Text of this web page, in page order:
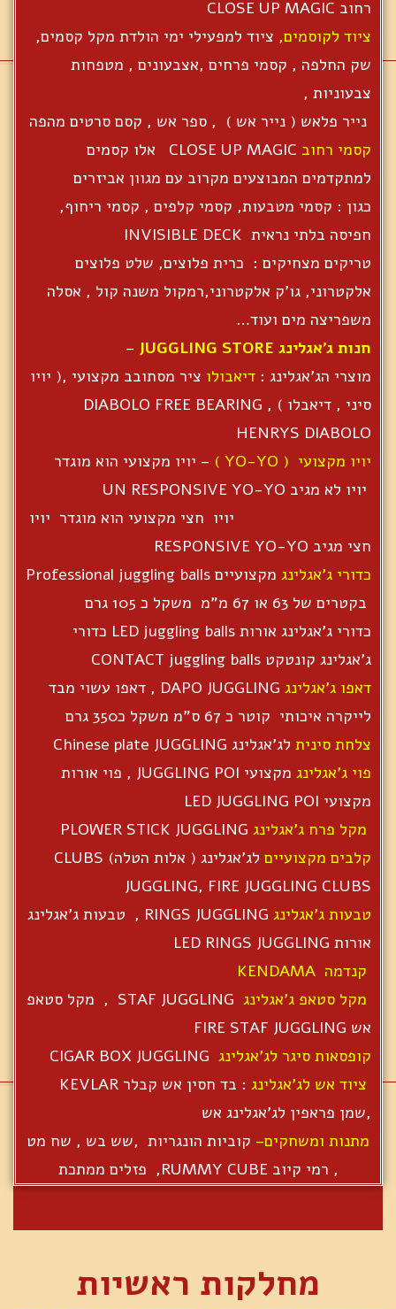
רחוב CLOSE UP MAGIC
ציוד לקוסמים, ציוד למפעילי ימי הולדת מקל קסמים,
שק החלפה , קסמי פרחים ,אצבעונים , מטפחות
צבעוניות ,
נייר פלאש ( נייר אש ) , ספר אש , קסם סרטים מהפה
קסמי רחוב
CLOSE UP MAGIC אלו קסמים
למתקדמים המבוצעים מקרוב עם מגוון אביזרים
כגון : קסמי מטבעות, קסמי קלפים , קסמי ריחוף,
חפיסה בלתי נראית INVISIBLE DECK
טריקים מצחיקים : כרית פלוצים, שלט פלוצים
אלקטרוני, גו'ק אלקטרוני,רמקול משנה קול , אסלה
משפריצה מים ועוד…
חנות ג'אגלינג JUGGLING STORE
–
מוצרי הג'אגלינג : דיאבולו ציר מסתובב מקצועי ,( יויו
סיני , דיאבלו ) DIABOLO FREE BEARING ,
HENRYS DIABOLO
יויו מקצועי ( YO-YO )
– יויו מקצועי הוא מוגדר
יויו לא מגיב UN RESPONSIVE YO-YO
יויו חצי מקצועי הוא מוגדר יויו
חצי מגיב RESPONSIVE YO-YO
כדורי ג'אגלינג
מקצועיים Professional juggling balls
בקטרים של 63 או 67 מ"מ משקל כ 105 גרם
כדורי ג'אגלינג אורות LED juggling balls כדורי
ג'אגלינג קונטקט CONTACT juggling balls
דאפו ג'אגלינג
DAPO JUGGLING , דאפו עשוי מבד
לייקרה איכותי קוטר כ 67 ס"מ משקל כ350 גרם
צלחת סינית לג'אגלינג Chinese plate JUGGLING
פוי ג'אגלינג
מקצועי JUGGLING POI , פוי אורות
מקצועי LED JUGGLING POI
מקל פרח ג'אגלינג
קלבים מקצועיים
לג'אגלינג ( אלות הטלה) CLUBS
JUGGLING, FIRE JUGGLING CLUBS
טבעות ג'אגלינג
RINGS JUGGLING , טבעות ג'אגלינג
אורות LED RINGS JUGGLING
קנדמה KENDAMA
מקל סטאפ ג'אגלינג
STAF JUGGLING , מקל סטאפ
אש FIRE STAF JUGGLING
קופסאות סיגר לג'אגלינג
ציוד אש לג'אגלינג
: בד חסין אש קבלר KEVLAR
,שמן פראפין לג'אגלינג אש
מתנות ומשחקים– קוביות הונגריות ,שש בש , שח מט
, רמי קיוב RUMMY CUBE, פזלים ממתכת
מחלקות ראשיות